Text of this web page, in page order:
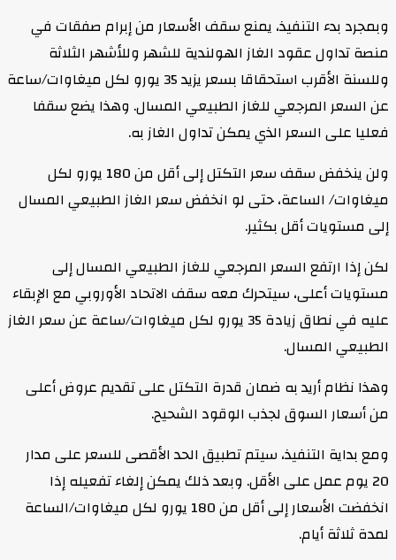
وبمجرد بدء التنفيذ، يمنع سقف الأسعار من إبرام صفقات في
منصة تداول عقود الغاز الهولندية للشهر وللأشهر الثلاثة
وللسنة الأقرب استحقاقا بسعر يزيد 35 يورو لكل ميغاوات/ساعة
عن السعر المرجعي للغاز الطبيعي المسال. وهذا يضع سقفا
فعليا على السعر الذي يمكن تداول الغاز به.
ولن ينخفض سقف سعر التكتل إلى أقل من 180 يورو لكل
ميغاوات/ الساعة، حتى لو انخفض سعر الغاز الطبيعي المسال
إلى مستويات أقل بكثير.
لكن إذا ارتفع السعر المرجعي للغاز الطبيعي المسال إلى
مستويات أعلى، سيتحرك معه سقف الاتحاد الأوروبي مع الإبقاء
عليه في نطاق زيادة 35 يورو لكل ميغاوات/ساعة عن سعر الغاز
الطبيعي المسال.
وهذا نظام أريد به ضمان قدرة التكتل على تقديم عروض أعلى
من أسعار السوق لجذب الوقود الشحيح.
ومع بداية التنفيذ، سيتم تطبيق الحد الأقصى للسعر على مدار
20 يوم عمل على الأقل. وبعد ذلك يمكن إلغاء تفعيله إذا
انخفضت الأسعار إلى أقل من 180 يورو لكل ميغاوات/الساعة
لمدة ثلاثة أيام.